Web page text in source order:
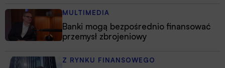
MULTIMEDIA
Banki mogą bezpośrednio finansować
przemysł zbrojeniowy
Z RYNKU FINANSOWEGO